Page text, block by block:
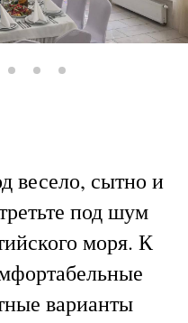
весело, сытно и
под шум
моря. К
варианты